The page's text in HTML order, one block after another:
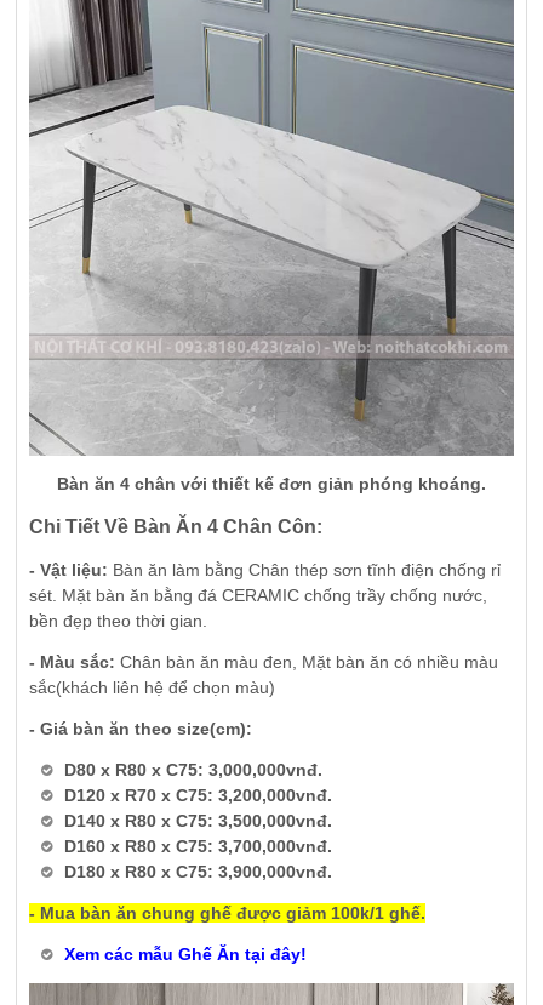
Bàn ăn 4 chân với thiết kế đơn giản phóng khoáng.
Chi Tiết Về Bàn Ăn 4 Chân Côn:
- Vật liệu: Bàn ăn làm bằng Chân thép sơn tĩnh điện chống rỉ
sét. Mặt bàn ăn bằng đá CERAMIC chống trầy chống nước,
bền đẹp theo thời gian.
- Màu sắc: Chân bàn ăn màu đen, Mặt bàn ăn có nhiều màu
sắc(khách liên hệ để chọn màu)
- Giá bàn ăn theo size(cm):
D80 x R80 x C75: 3,000,000vnđ.
D120 x R70 x C75: 3,200,000vnđ.
D140 x R80 x C75: 3,500,000vnđ.
D160 x R80 x C75: 3,700,000vnđ.
D180 x R80 x C75: 3,900,000vnđ.
- Mua bàn ăn chung ghế được giảm 100k/1 ghế.
Xem các mẫu Ghế Ăn tại đây!